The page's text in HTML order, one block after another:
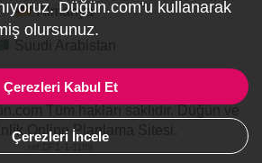
Almanya
Online Planlama Sitesi.
Düğün.com'u kullanarak
olursunuz.
Çerezleri Kabul Et
Çerezleri İncele